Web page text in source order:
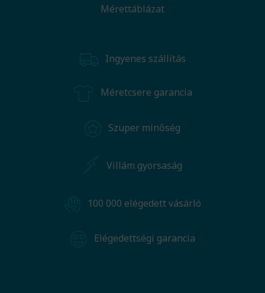
Mérettáblázat
Ingyenes szállítás
Méretcsere garancia
Szuper minőség
Villám gyorsaság
100 000 elégedett vásárló
Elégedettségi garancia